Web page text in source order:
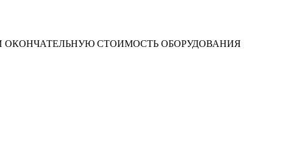
СТОИМОСТЬ ОБОРУДОВАНИЯ